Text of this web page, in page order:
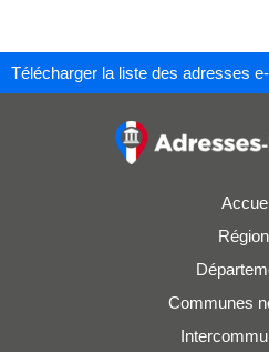
Télécharger la liste des adresses
Communes